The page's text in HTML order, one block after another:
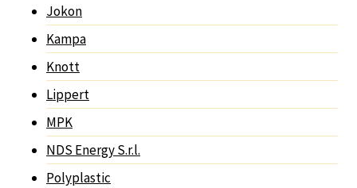
Jokon
Kampa
Knott
Lippert
MPK
NDS Energy S.r.l.
Polyplastic